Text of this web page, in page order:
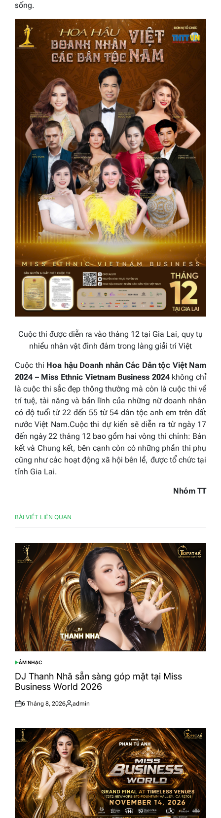
sống.
Cuộc thi được diễn ra vào tháng 12 tại Gia Lai, quy tụ
nhiều nhân vật đình đám trong làng giải trí Việt
Cuộc thi Hoa hậu Doanh nhân Các Dân tộc Việt Nam
2024 – Miss Ethnic Vietnam Business 2024không chỉ
là cuộc thi sắc đẹp thông thường mà còn là cuộc thi về
trí tuệ, tài năng và bản lĩnh của những nữ doanh nhân
có độ tuổi từ 22 đến 55 từ 54 dân tộc anh em trên đất
nước Việt Nam.Cuộc thi dự kiến sẽ diễn ra từ ngày 17
đến ngày 22 tháng 12 bao gồm hai vòng thi chính: Bán
kết và Chung kết, bên cạnh còn có những phần thi phụ
cũng như các hoạt động xã hội bên lề, được tổ chức tại
tỉnh Gia Lai.
Nhóm TT
BÀI VIẾT LIÊN QUAN
POSTED
IN
ÂM NHẠC
DJ Thanh Nhã sẵn sàng góp mặt tại Miss
Business World 2026
Posted
6 Tháng 8, 2026
Posted
admin